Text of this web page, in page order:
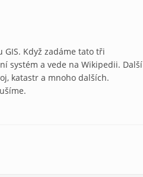
Když zadáme tato tři
systém a vede na Wikipedii. Další
katastr a mnoho dalších.